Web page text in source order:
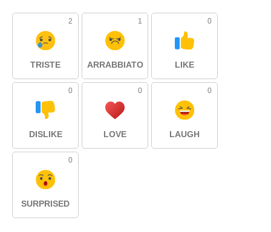
2
TRISTE
1
ARRABBIATO
0
LIKE
0
DISLIKE
0
LOVE
0
LAUGH
0
SURPRISED